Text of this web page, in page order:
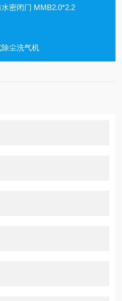
密闭门 MMB2.0*2.2
尘洗气机